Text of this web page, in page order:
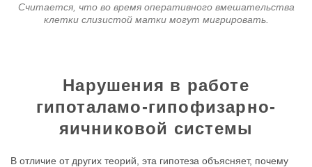
Считается, что во время оперативного вмешательства
клетки слизистой матки могут мигрировать.
Нарушения в работе
гипоталамо-гипофизарно-
яичниковой системы
В отличие от других теорий, эта гипотеза объясняет, почему